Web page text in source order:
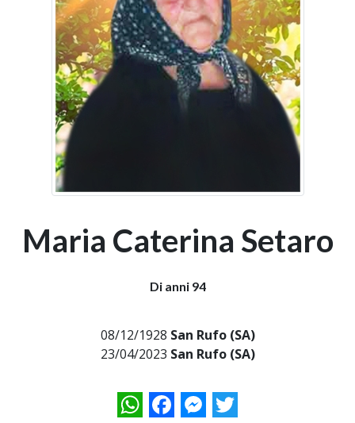
Maria Caterina Setaro
Di anni 94
08/12/1928 San Rufo (SA)
23/04/2023 San Rufo (SA)
WhatsAppFacebookMessenger
Twitter